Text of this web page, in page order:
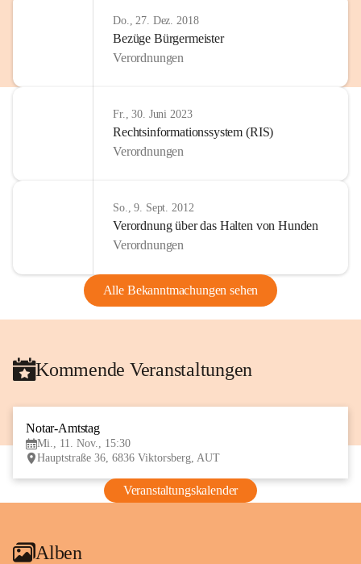
Do., 27. Dez. 2018
Bezüge Bürgermeister
Verordnungen
Fr., 30. Juni 2023
Rechtsinformationssystem (RIS)
Verordnungen
So., 9. Sept. 2012
Verordnung über das Halten von Hunden
Verordnungen
Alle Bekanntmachungen sehen
Kommende Veranstaltungen
Notar-Amtstag
Mi., 11. Nov., 15:30
Hauptstraße 36, 6836 Viktorsberg, AUT
Veranstaltungskalender
Alben